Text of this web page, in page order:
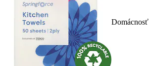
Domácnosť